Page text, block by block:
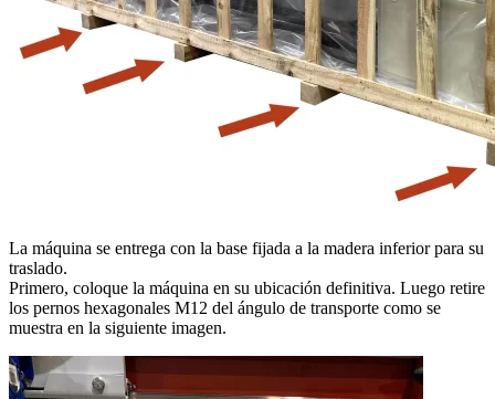
La máquina se entrega con la base fijada a la madera inferior para su
traslado.
Primero, coloque la máquina en su ubicación definitiva. Luego retire
los pernos hexagonales M12 del ángulo de transporte como se
muestra en la siguiente imagen.